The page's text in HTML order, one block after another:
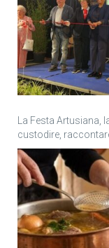
La Festa
custodire,